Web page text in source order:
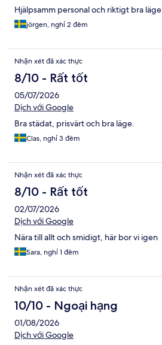
Hjälpsamm personal och riktigt bra läge
jörgen, nghỉ 2 đêm
Nhận xét đã xác thực
8/10 - Rất tốt
05/07/2026
Dịch với Google
Bra städat, prisvärt och bra läge.
Clas, nghỉ 3 đêm
Nhận xét đã xác thực
8/10 - Rất tốt
02/07/2026
Dịch với Google
Nära till allt och smidigt, här bor vi igen
Sara, nghỉ 1 đêm
Nhận xét đã xác thực
10/10 - Ngoại hạng
01/08/2026
Dịch với Google